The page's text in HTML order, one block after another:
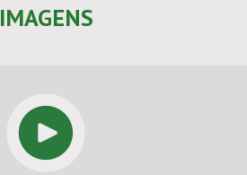
IMAGENS